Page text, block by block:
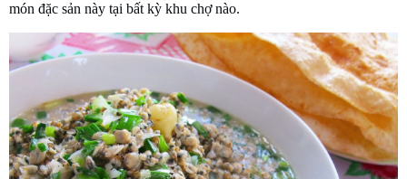
món đặc sản này tại bất kỳ khu chợ nào.